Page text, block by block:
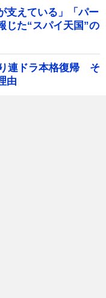
支えている」「パー
じた“スパイ天国”の
連ドラ本格復帰 そ
由